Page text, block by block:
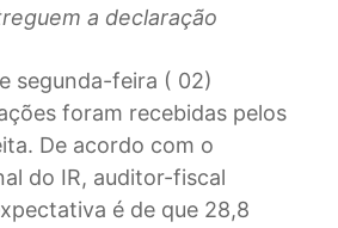
a declaração
segunda-feira ( 02)
foram recebidas pelos
De acordo com o
do IR, auditor-fiscal
é de que 28,8